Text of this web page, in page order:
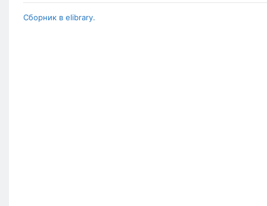
Сборник в elibrary.